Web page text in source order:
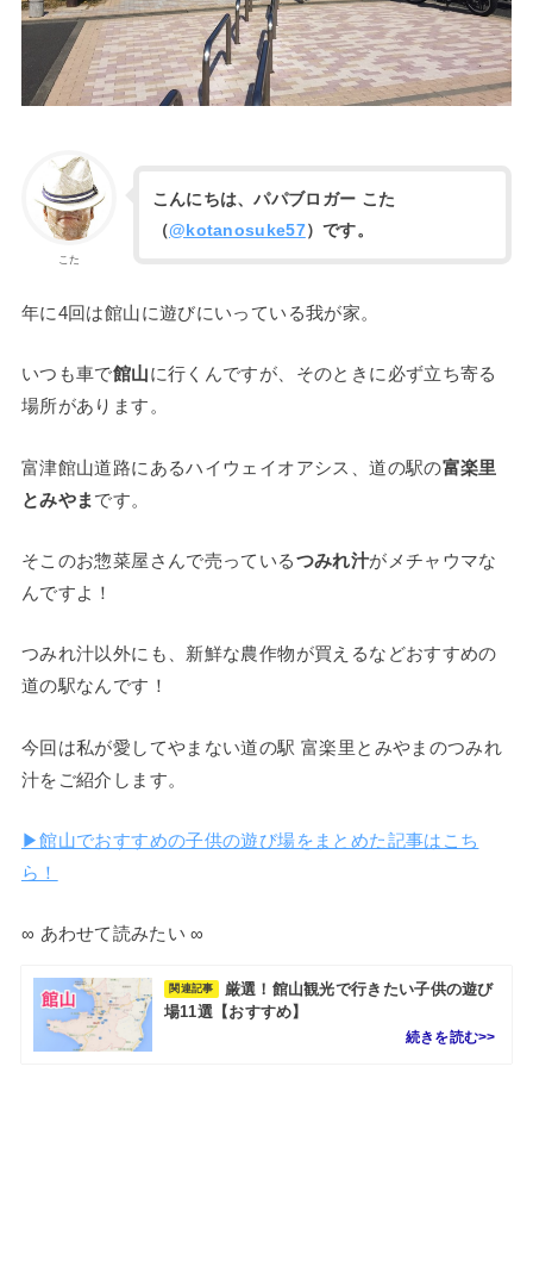
こた
こんにちは、パパブロガー こた
（@kotanosuke57）です。
年に4回は館山に遊びにいっている我が家。
いつも車で館山に行くんですが、そのときに必ず立ち寄る
場所があります。
富津館山道路にあるハイウェイオアシス、道の駅の富楽里
とみやま です。
そこのお惣菜屋さんで売っているつみれ汁がメチャウマな
んですよ！
つみれ汁以外にも、新鮮な農作物が買えるなどおすすめの
道の駅なんです！
今回は私が愛してやまない道の駅 富楽里とみやまのつみれ
汁をご紹介します。
▶館山でおすすめの子供の遊び場をまとめた記事はこち
ら！
∞ あわせて読みたい ∞
関連記事
厳選！館山観光で行きたい子供の遊び
場11選【おすすめ】